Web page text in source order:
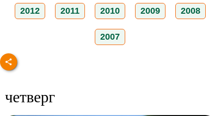
2012 2011 2010 2009 2008
2007
четверг